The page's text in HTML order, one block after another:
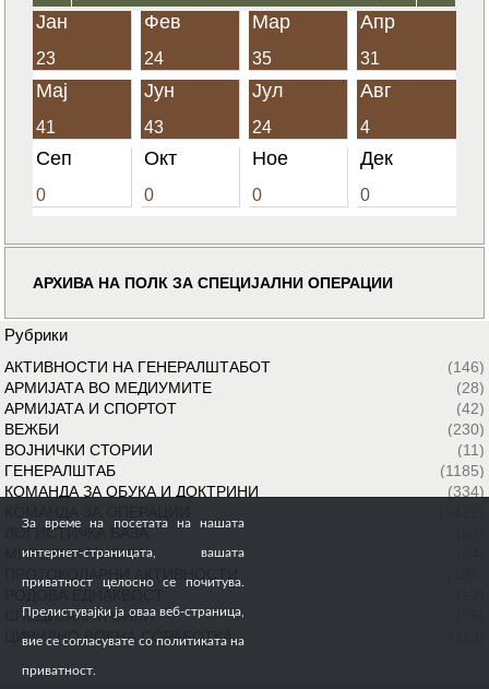
Јан
23
Фев
24
Мар
35
Апр
31
Мај
41
Јун
43
Јул
24
Авг
4
Сеп
0
Окт
0
Ное
0
Дек
0
АРХИВА НА ПОЛК ЗА СПЕЦИЈАЛНИ ОПЕРАЦИИ
Рубрики
АКТИВНОСТИ НА ГЕНЕРАЛШТАБОТ
(146)
АРМИЈАТА ВО МЕДИУМИТЕ
(28)
АРМИЈАТА И СПОРТОТ
(42)
ВЕЖБИ
(230)
ВОЈНИЧКИ СТОРИИ
(11)
ГЕНЕРАЛШТАБ
(1185)
КОМАНДА ЗА ОБУКА И ДОКТРИНИ
(334)
ЛОГИСТИЧКА БАЗА
МИРОВНИ МИСИИ
СПЕЦИЈАЛНИ СИЛИ
ЦИВИЛНО ВОЕНА СОРАБОТКА
За време на посетата на нашата
интернет-страницата, вашата
приватност целосно се почитува.
Прелистувајќи ја оваа веб-страница,
вие се согласувате со политиката на
приватност.